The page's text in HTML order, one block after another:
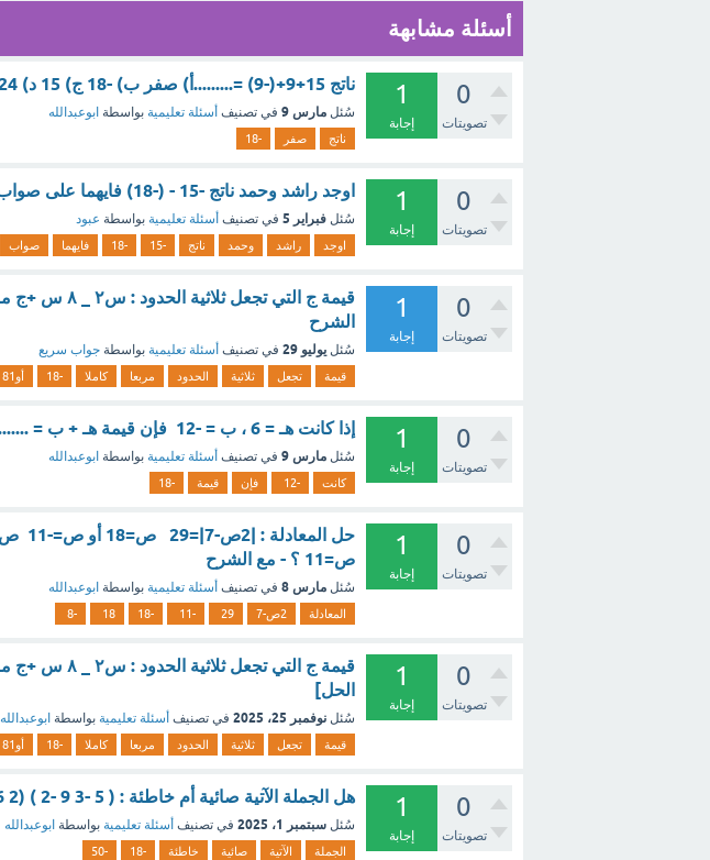
أسئلة مشابهة
0
تصويتات
1
إجابة
ناتج 15+9+(-9) =.........أ) صفر ب) -18 ج) 15 د) 24 ؟ - مع الشرح
سُئل مارس 9 في تصنيف أسئلة تعليمية بواسطة ابوعبدالله
ناتج صفر -18
0
تصويتات
1
إجابة
اوجد راشد وحمد ناتج -15 - (-18) فايهما على صواب ولماذا - مع الشرح
سُئل فبراير 5 في تصنيف أسئلة تعليمية بواسطة عبود
اوجد راشد وحمد ناتج -15
-18 فايهما صواب
0
تصويتات
1
إجابة
الشرح
سُئل يوليو 29 في تصنيف أسئلة تعليمية بواسطة جواب سريع
قيمة تجعل ثلاثية الحدود مربعا كاملا -18 أو81
0
تصويتات
1
إجابة
إذا كانت هـ = 6 ، ب = -12 فإن قيمة هـ + ب = ....... أ) -18 ب) 18 ج) -6 د) 6 ؟ - مع الشرح
سُئل مارس 9 في تصنيف أسئلة تعليمية بواسطة ابوعبدالله
كانت -12 فإن قيمة -18
0
تصويتات
1
إجابة
ص=11 ؟ - مع الشرح
سُئل مارس 8 في تصنيف أسئلة تعليمية بواسطة ابوعبدالله
المعادلة 2ص-7 29
-11
-18
18
-8
0
تصويتات
1
إجابة
الحل]
سُئل نوفمبر 25، 2025 في تصنيف أسئلة تعليمية بواسطة ابوعبدالله
قيمة تجعل ثلاثية الحدود مربعا كاملا -18 أو81
0
تصويتات
1
إجابة
هل الجملة الآتية صائية أم خاطئة : ( 5 -3 9 -2 ) (2 6 -1 -5 ) = (64 -18 -50 13)~ [تم الحل]
سُئل سبتمبر 1، 2025 في تصنيف أسئلة تعليمية بواسطة ابوعبدالله
الجملة الآتية صائية خاطئة -18
-50